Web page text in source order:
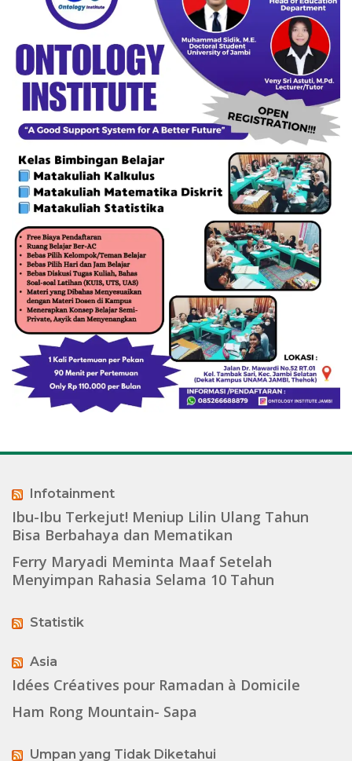
Infotainment
Ibu-Ibu Terkejut! Meniup Lilin Ulang Tahun
Bisa Berbahaya dan Mematikan
Ferry Maryadi Meminta Maaf Setelah
Menyimpan Rahasia Selama 10 Tahun
Statistik
Asia
Idées Créatives pour Ramadan à Domicile
Ham Rong Mountain- Sapa
Umpan yang Tidak Diketahui